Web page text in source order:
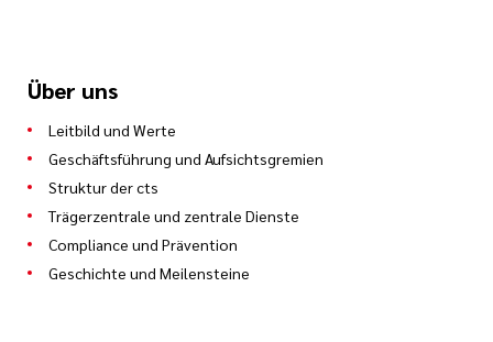
Über uns
Leitbild und Werte
Geschäftsführung und Aufsichtsgremien
Struktur der cts
Trägerzentrale und zentrale Dienste
Compliance und Prävention
Geschichte und Meilensteine